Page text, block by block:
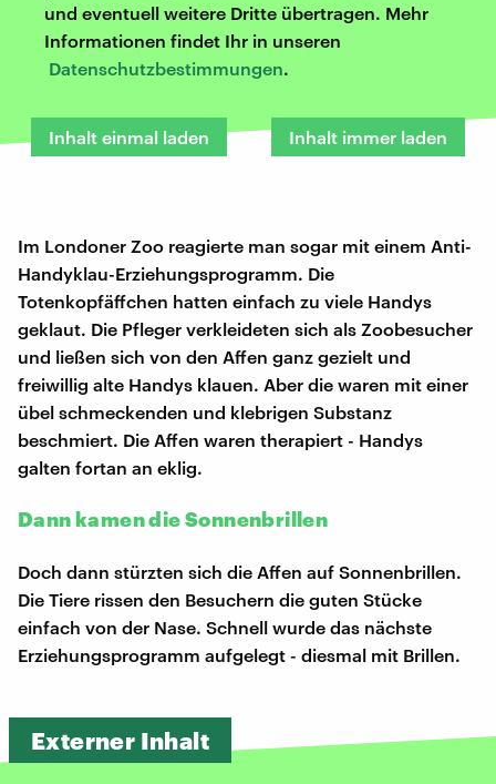
und eventuell weitere Dritte übertragen. Mehr
Informationen findet Ihr in unseren
Datenschutzbestimmungen.
Inhalt einmal laden Inhalt immer laden
Im Londoner Zoo reagierte man sogar mit einem Anti-
Handyklau-Erziehungsprogramm. Die
Totenkopfäffchen hatten einfach zu viele Handys
geklaut. Die Pfleger verkleideten sich als Zoobesucher
und ließen sich von den Affen ganz gezielt und
freiwillig alte Handys klauen. Aber die waren mit einer
übel schmeckenden und klebrigen Substanz
beschmiert. Die Affen waren therapiert - Handys
galten fortan an eklig.
Dann kamen die Sonnenbrillen
Doch dann stürzten sich die Affen auf Sonnenbrillen.
Die Tiere rissen den Besuchern die guten Stücke
einfach von der Nase. Schnell wurde das nächste
Erziehungsprogramm aufgelegt - diesmal mit Brillen.
Externer Inhalt